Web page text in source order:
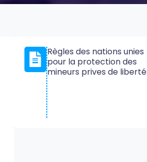
Règles des nations unies
pour la protection des
mineurs prives de liberté